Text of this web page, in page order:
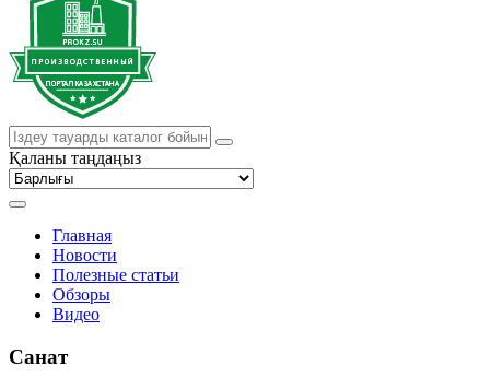
Қаланы таңдаңыз
Главная
Новости
Полезные статьи
Обзоры
Видео
Санат